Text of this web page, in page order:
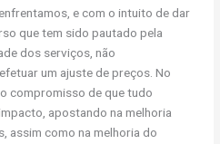
e com o intuito de dar
que tem sido pautado pela
dos serviços, não
um ajuste de preços. No
compromisso de que tudo
apostando na melhoria
assim como na melhoria do